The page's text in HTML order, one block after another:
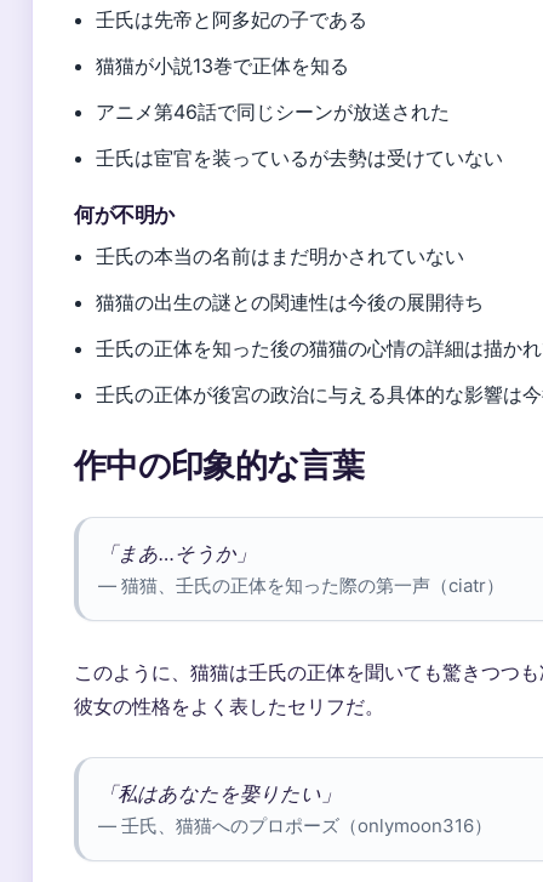
壬氏は先帝と阿多妃の子である
猫猫が小説13巻で正体を知る
アニメ第46話で同じシーンが放送された
壬氏は宦官を装っているが去勢は受けていない
何が不明か
壬氏の本当の名前はまだ明かされていない
猫猫の出生の謎との関連性は今後の展開待ち
壬氏の正体を知った後の猫猫の心情の詳細は描か
壬氏の正体が後宮の政治に与える具体的な影響は
作中の印象的な言葉
「まあ…そうか」
— 猫猫、壬氏の正体を知った際の第一声（ciatr）
このように、猫猫は壬氏の正体を聞いても驚きつつ
彼女の性格をよく表したセリフだ。
「私はあなたを娶りたい」
— 壬氏、猫猫へのプロポーズ（onlymoon316）